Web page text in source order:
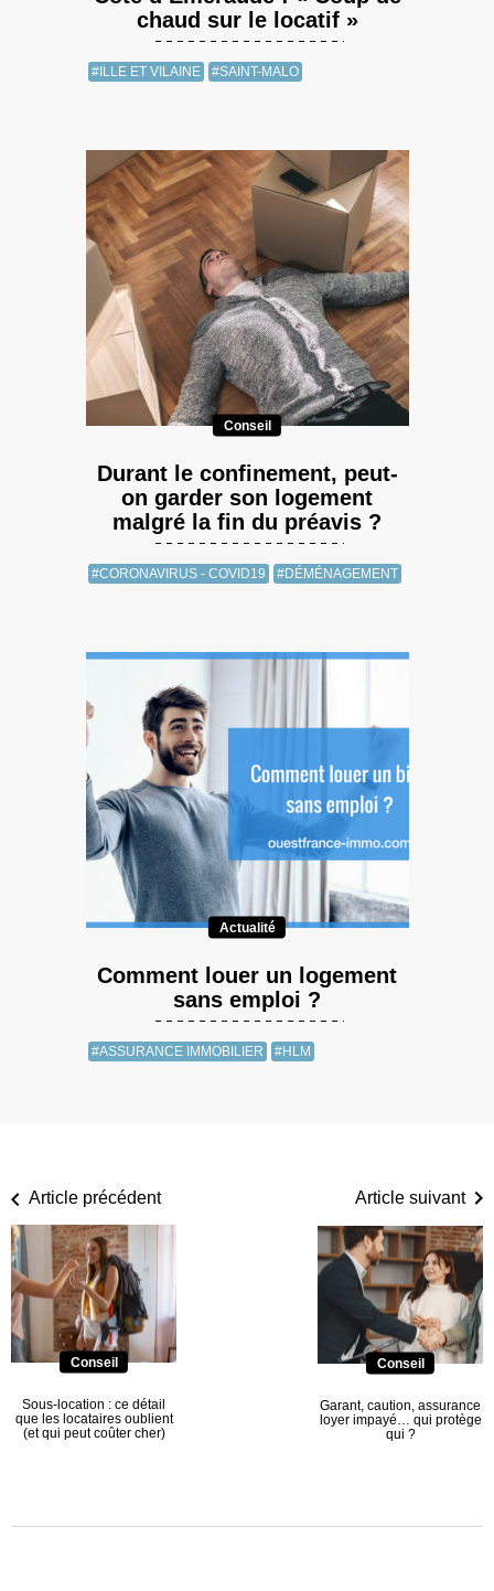
chaud sur le locatif »
#ILLE ET VILAINE #SAINT-MALO
Conseil
Durant le confinement, peut-
on garder son logement
malgré la fin du préavis ?
#CORONAVIRUS - COVID19 #DÉMÉNAGEMENT
Actualité
Comment louer un logement
sans emploi ?
#ASSURANCE IMMOBILIER #HLM
Article précédent
Conseil
Sous-location : ce détail
que les locataires oublient
(et qui peut coûter cher)
Article suivant
Conseil
Garant, caution, assurance
loyer impayé… qui protège
qui ?